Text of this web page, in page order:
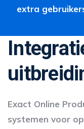
extra
Exact Online
systemen voor